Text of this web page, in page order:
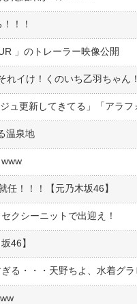
！！
」のトレーラー映像公開
れイけ！くのいち乙羽ちゃん！
温泉地
任！！！【元乃木坂46】
クシーニットで出迎え！
46】